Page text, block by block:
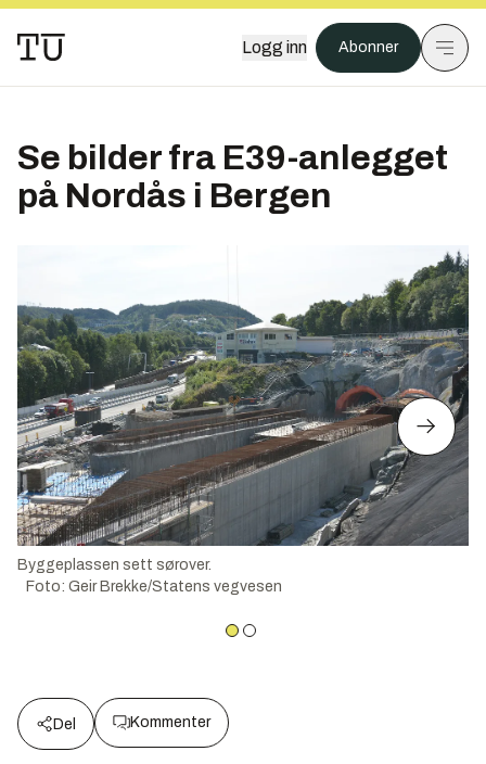
Logg inn Abonner
Se bilder fra E39-anlegget
på Nordås i Bergen
Byggeplassen sett sørover.
Foto: Geir Brekke/Statens vegvesen
Del Kommenter